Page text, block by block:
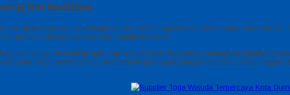
berkualitas.
ciri khas toga wisuda berkualitas. Konveksi Toga Wisuda Berkualitas Kota
premium dipakai karena tidak mudah berkerut.
mudah lepas. Ini penting agar toga wisuda awet digunakan, apalagi jika dipakai
Dumai. Toga wisuda yang baik memiliki potongan yang presisi dan terlihat